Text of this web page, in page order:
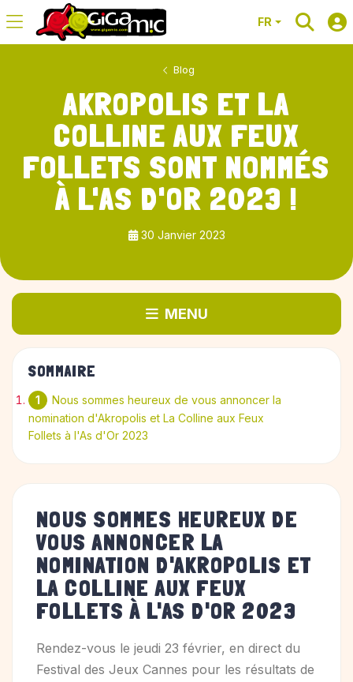
FR
Blog
AKROPOLIS ET LA
COLLINE AUX FEUX
FOLLETS SONT NOMMÉS
À L'AS D'OR 2023 !
30 Janvier 2023
SOMMAIRE
Nous sommes heureux de vous annoncer la
nomination d'Akropolis et La Colline aux Feux
Follets à l'As d'Or 2023
NOUS SOMMES HEUREUX DE
VOUS ANNONCER LA
NOMINATION D'AKROPOLIS ET
LA COLLINE AUX FEUX
FOLLETS À L'AS D'OR 2023
Rendez-vous le jeudi 23 février, en direct du
Festival des Jeux Cannes pour les résultats de
MENU